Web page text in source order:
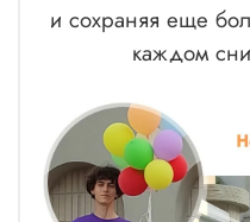
и сохраняя еще
каждом